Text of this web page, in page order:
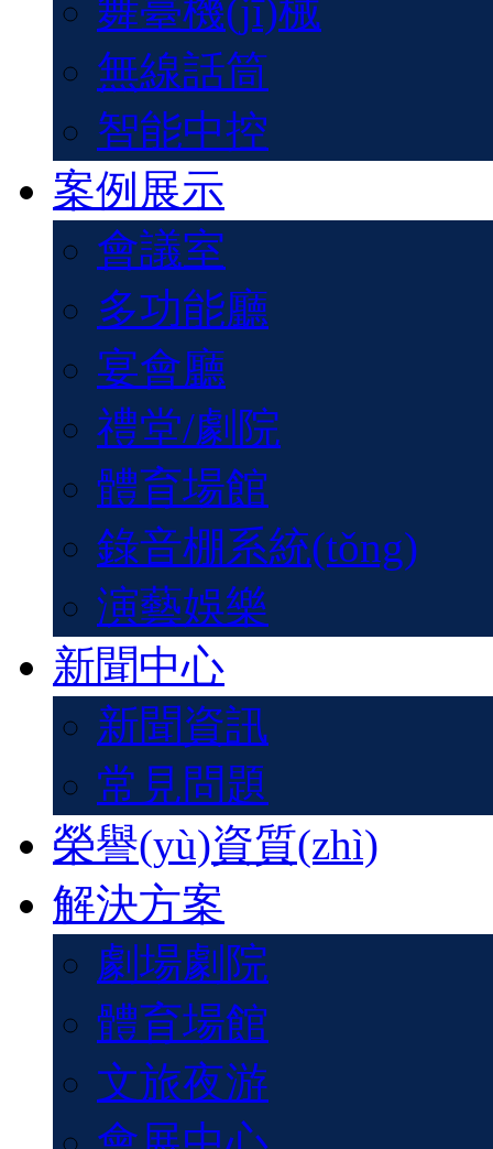
舞臺機(jī)械
無線話筒
智能中控
案例展示
會議室
多功能廳
宴會廳
禮堂/劇院
體育場館
錄音棚系統(tǒng)
演藝娛樂
新聞中心
新聞資訊
常見問題
榮譽(yù)資質(zhì)
解決方案
劇場劇院
體育場館
文旅夜游